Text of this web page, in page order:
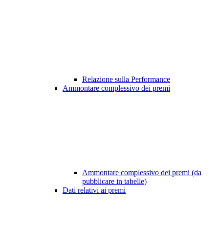
Relazione sulla Performance
Ammontare complessivo dei premi
Ammontare complessivo dei premi (da
pubblicare in tabelle)
Dati relativi ai premi